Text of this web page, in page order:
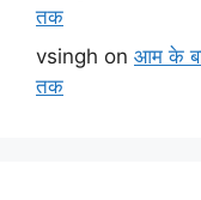
तक
vsingh on आम के
तक